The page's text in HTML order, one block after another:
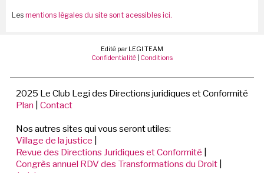
Les mentions légales du site sont acessibles ici.
Edité par LEGI TEAM
Confidentialité | Conditions
2025 Le Club Legi des Directions juridiques et Conformité
Plan
Contact
Nos autres sites qui vous seront utiles:
Village de la justice
Revue des Directions Juridiques et Conformité
Congrès annuel RDV des Transformations du Droit